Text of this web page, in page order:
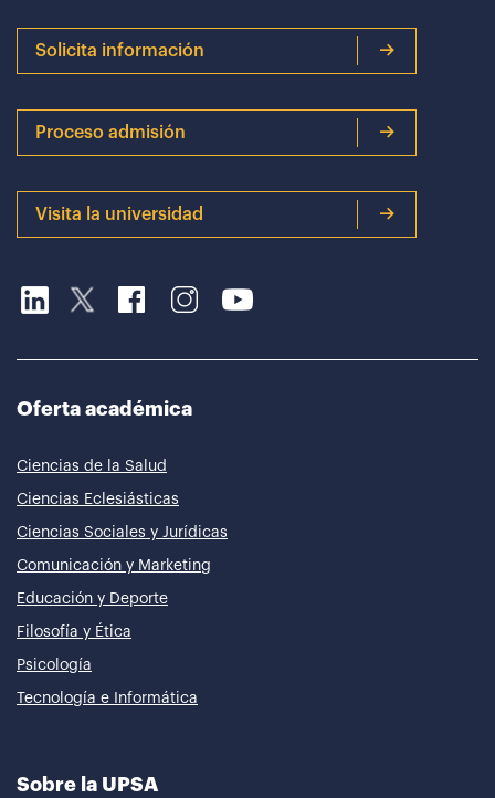
Solicita información
Proceso admisión
Visita la universidad
Oferta académica
Ciencias de la Salud
Ciencias Eclesiásticas
Ciencias Sociales y Jurídicas
Comunicación y Marketing
Educación y Deporte
Filosofía y Ética
Psicología
Tecnología e Informática
Sobre la UPSA